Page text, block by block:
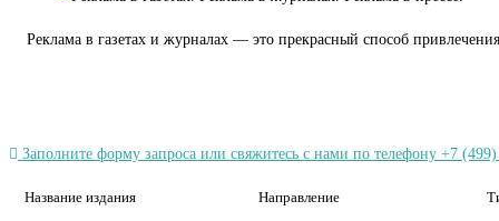
Реклама в газетах и журналах — это прекрасный способ
Заполните форму запроса или свяжитесь с нами по телефону +7
Название издания Направление